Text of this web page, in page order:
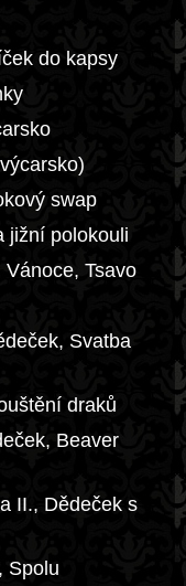
do kapsy
swap
jižní polokouli
Tsavo
Svatba
draků
Beaver
II., Dědeček s
Spolu